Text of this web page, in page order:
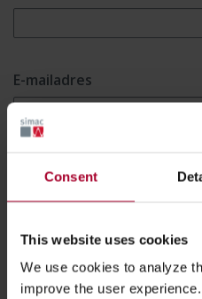
Consent
This website uses cookies
We use cookies to analyze
improve the user
E-mailadres
Telefoonnummer (Optioneel)
Opmerking